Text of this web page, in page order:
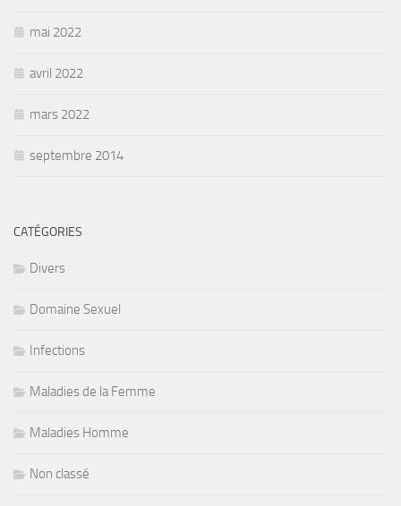
mai 2022
avril 2022
mars 2022
septembre 2014
CATÉGORIES
Divers
Domaine Sexuel
Infections
Maladies de la Femme
Maladies Homme
Non classé